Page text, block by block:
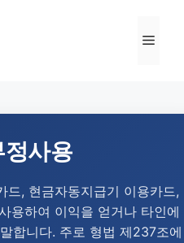
사용
드, 현금자동지급기 이용카드,
용하여 이익을 얻거나 타인에
합니다. 주로 형법 제237조에